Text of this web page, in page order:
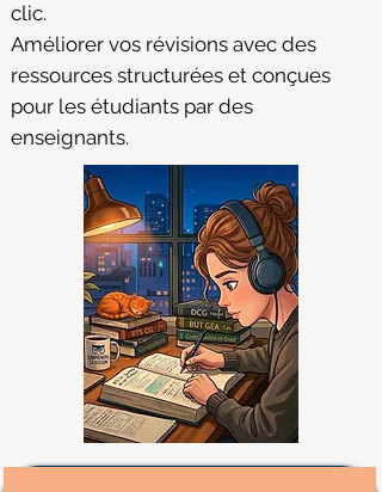
clic.
Améliorer vos révisions avec des
ressources structurées et conçues
pour les étudiants par des
enseignants.